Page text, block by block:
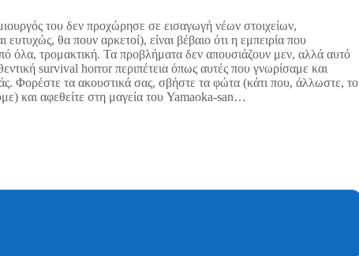
του δεν προχώρησε σε εισαγωγή νέων στοιχείων,
ευτυχώς, θα πουν αρκετοί), είναι βέβαιο ότι η εμπειρία που
όλα, τρομακτική. Τα προβλήματα δεν απουσιάζουν μεν, αλλά αυτό
survival horror περιπέτεια όπως αυτές που γνωρίσαμε και
Φορέστε τα ακουστικά σας, σβήστε τα φώτα (κάτι που, άλλωστε, το
και αφεθείτε στη μαγεία του Yamaoka-san…